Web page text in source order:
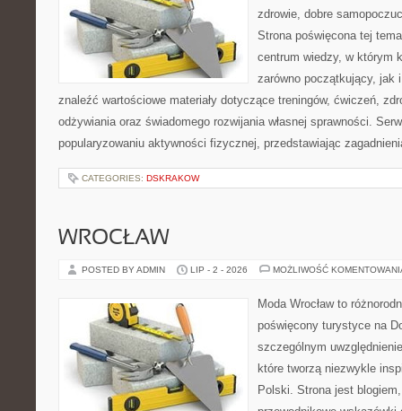
zdrowie, dobre
Strona poświęcona tej
centrum wiedzy, w którym
zarówno początkujący, jak
znaleźć wartościowe materiały dotyczące treningów, ćwiczeń,
odżywiania oraz świadomego rozwijania własnej sprawności.
popularyzowaniu aktywności fizycznej, przedstawiając
CATEGORIES: DSKRAKOW
WROCŁAW
POSTED BY ADMIN LIP - 2 - 2026 MOŻLIWOŚĆ
Moda Wrocław to
poświęcony turystyce na
szczególnym
które tworzą niezwykle
Polski. Strona jest